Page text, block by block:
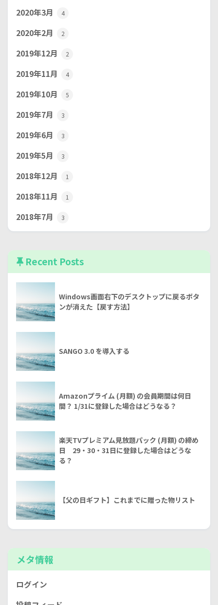
2020年3月 4
2020年2月 2
2019年12月 2
2019年11月 4
2019年10月 5
2019年7月 3
2019年6月 3
2019年5月 3
2018年12月 1
2018年11月 1
2018年7月 3
Recent Posts
Windows画面右下のデスクトップに戻るボタ
ンが消えた【戻す方法】
SANGO 3.0 を導入する
Amazonプライム (月額) の会員期間は何日
間？ 1/31に登録した場合はどうなる？
楽天TVプレミアム見放題パック (月額) の締め
日 29・30・31日に登録した場合はどうな
る？
【父の日ギフト】これまでに贈った物リスト
メタ情報
ログイン